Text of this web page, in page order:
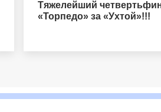
Тяжелейший
«Торпедо» за «Ухтой»!!!